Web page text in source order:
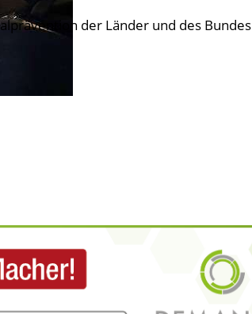
der Länder und des Bundes